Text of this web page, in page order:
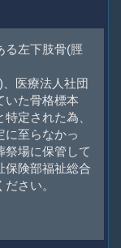
る左下肢骨(脛
、医療法人社団
いた骨格標本
定された為、
に至らなかっ
祭場に保管して
保険部福祉総合
さい。